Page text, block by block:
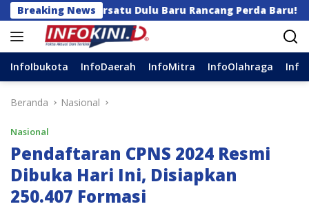
Langsung
ke
konten
Breaking News
Bersatu Dulu Baru Rancang Perda Baru!
InfoIbukota InfoDaerah InfoMitra InfoOlahraga
Beranda Nasional
Nasional
Pendaftaran CPNS 2024 Resmi
Dibuka Hari Ini, Disiapkan
250.407 Formasi